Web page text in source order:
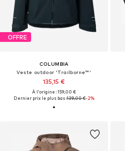
OFFRE
COLUMBIA
Veste outdoor 'Trailborne™'
135,15 €
À l'origine : 159,00 €
Dernier prix le plus bas :139,00 €-2%